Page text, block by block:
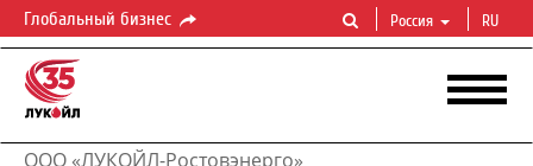
Глобальный бизнес Россия RU
ООО «ЛУКОЙЛ-Ростовэнерго»